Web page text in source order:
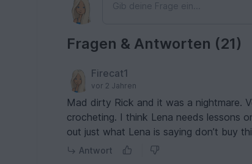
Fragen & Antworten (21)
Firecat1
vor 2 Jahren
Mad dirty Rick and it was a nightmare. Very poorly translated and I have quite a lot of experience
crocheting. I think Lena needs lessons on how to translate her patterns. Americans if you cannot figure
Antwort